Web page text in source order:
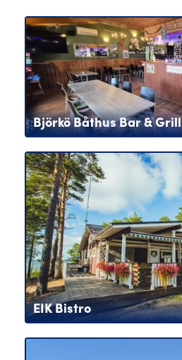
Björkö Båthus Bar & Grill
EIK Bistro